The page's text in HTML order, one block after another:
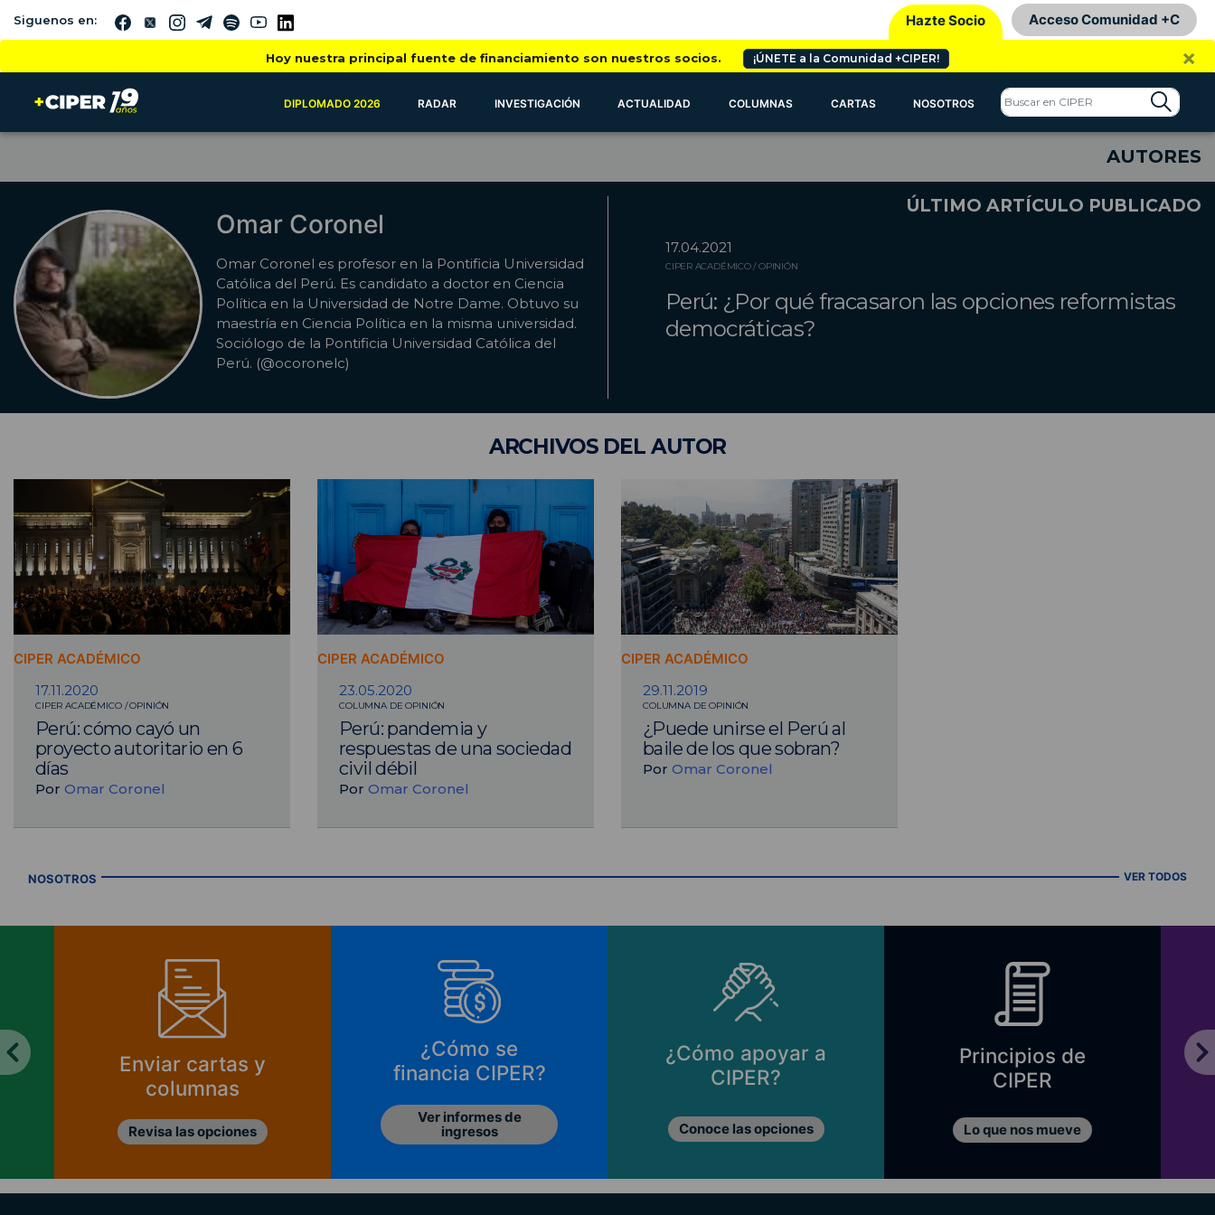
Siguenos en: Hazte Socio Acceso Comunidad +C
Hoy nuestra principal fuente de financiamiento son nuestros socios. ¡ÚNETE a la Comunidad +CIPER! ×
DIPLOMADO 2026 RADAR INVESTIGACIÓN ACTUALIDAD COLUMNAS CARTAS NOSOTROS
AUTORES
Omar Coronel
Omar Coronel es profesor en la Pontificia Universidad
Católica del Perú. Es candidato a doctor en Ciencia
Política en la Universidad de Notre Dame. Obtuvo su
maestría en Ciencia Política en la misma universidad.
Sociólogo de la Pontificia Universidad Católica del
Perú. (@ocoronelc)
ÚLTIMO ARTÍCULO PUBLICADO
17.04.2021
CIPER ACADÉMICO / OPINIÓN
Perú: ¿Por qué fracasaron las opciones reformistas
democráticas?
ARCHIVOSDEL AUTOR
CIPER ACADÉMICO
17.11.2020
CIPER ACADÉMICO / OPINIÓN
Perú: cómo cayó un
proyecto autoritario en 6
días
Por Omar Coronel
CIPER ACADÉMICO
23.05.2020
COLUMNA DE OPINIÓN
Perú: pandemia y
respuestas de una sociedad
civil débil
Por Omar Coronel
CIPER ACADÉMICO
29.11.2019
COLUMNA DE OPINIÓN
¿Puede unirse el Perú al
baile de los que sobran?
Por Omar Coronel
NOSOTROS VER TODOS
Enviar cartas y
columnas
Revisa las opciones
¿Cómo se
financia CIPER?
Ver informes de
ingresos
¿Cómo apoyar a
CIPER?
Conoce las opciones
Principios de
CIPER
Lo que nos mueve